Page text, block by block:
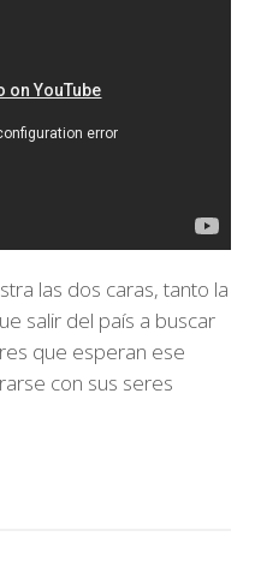
las dos caras, tanto la
salir del país a buscar
que esperan ese
con sus seres